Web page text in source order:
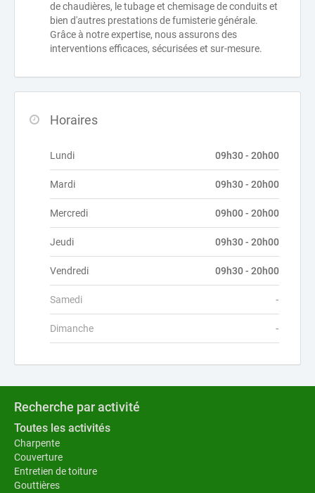
de chaudières, le tubage et chemisage de conduits et
bien d'autres prestations de fumisterie générale.
Grâce à notre expertise, nous assurons des
interventions efficaces, sécurisées et sur-mesure.
Horaires
Lundi 09h30 - 20h00
Mardi 09h30 - 20h00
Mercredi 09h00 - 20h00
Jeudi 09h30 - 20h00
Vendredi 09h30 - 20h00
Samedi -
Dimanche -
Recherche par activité
Toutes les activités
Charpente
Couverture
Entretien de toiture
Gouttières